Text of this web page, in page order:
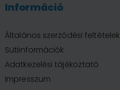
Információ
Általános szerződési feltételek
Sütiinformációk
Adatkezelési tájékoztató
Impresszum